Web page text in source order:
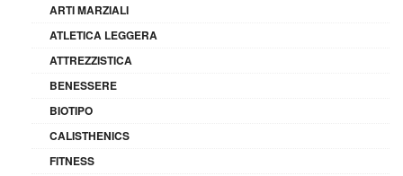
ARTI MARZIALI
ATLETICA LEGGERA
ATTREZZISTICA
BENESSERE
BIOTIPO
CALISTHENICS
FITNESS